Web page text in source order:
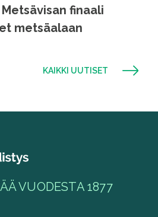
finaali
metsäalaan
KAIKKI UUTISET
VUODESTA 1877